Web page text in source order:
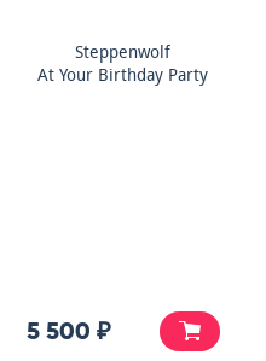
Steppenwolf
At Your Birthday Party
5 500 ₽